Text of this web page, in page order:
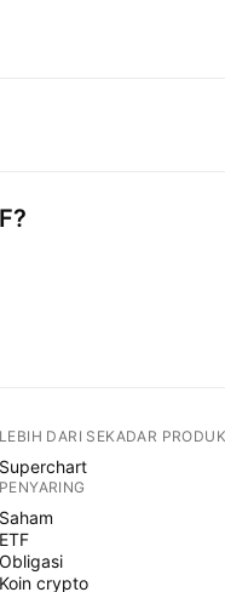
LEBIH DARI SEKADAR PRODUK
Superchart
PENYARING
Saham
ETF
Obligasi
Koin crypto